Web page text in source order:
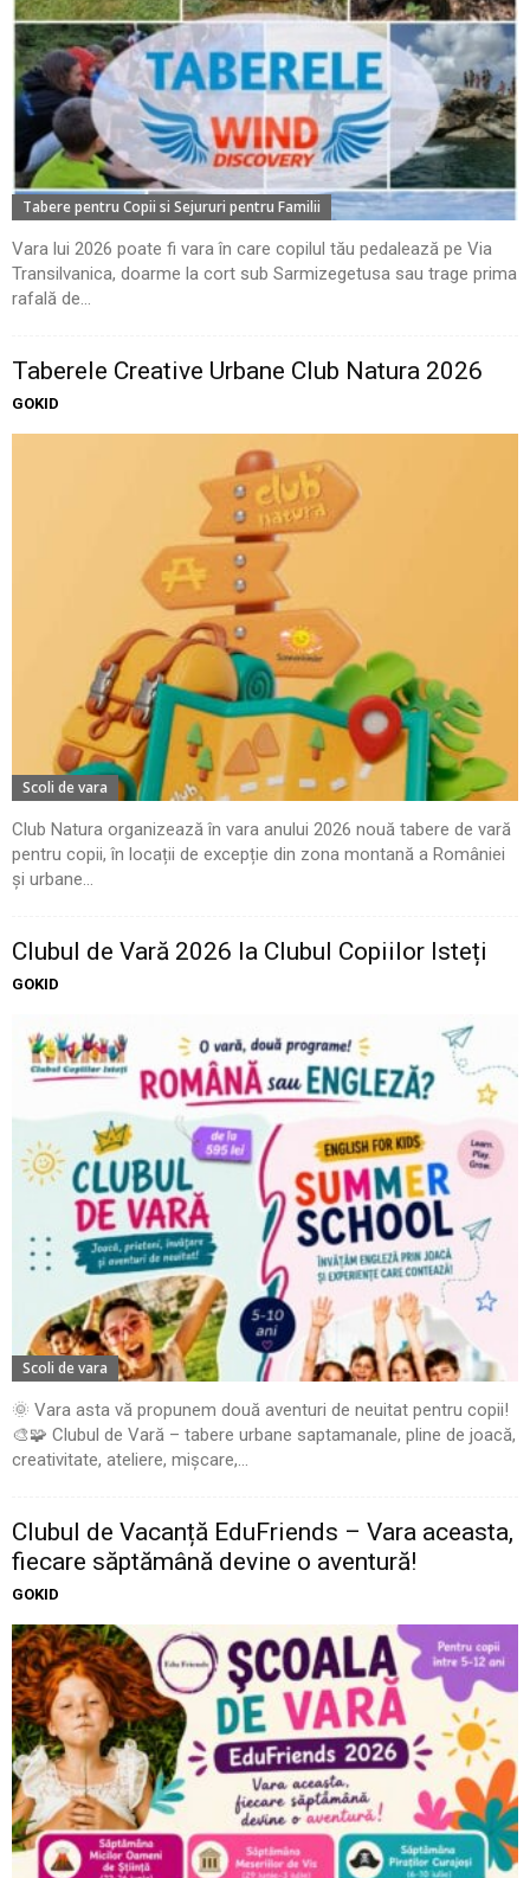
Tabere pentru Copii si Sejururi pentru Familii
Vara lui 2026 poate fi vara în care copilul tău pedalează pe Via
Transilvanica, doarme la cort sub Sarmizegetusa sau trage prima
rafală de...
Taberele Creative Urbane Club Natura 2026
GOKID
Scoli de vara
Club Natura organizează în vara anului 2026 nouă tabere de vară
pentru copii, în locații de excepție din zona montană a României
și urbane...
Clubul de Vară 2026 la Clubul Copiilor Isteți
GOKID
Scoli de vara
🌞 Vara asta vă propunem două aventuri de neuitat pentru copii!
🎨🧩 Clubul de Vară – tabere urbane saptamanale, pline de joacă,
creativitate, ateliere, mișcare,...
Clubul de Vacanță EduFriends – Vara aceasta,
fiecare săptămână devine o aventură!
GOKID